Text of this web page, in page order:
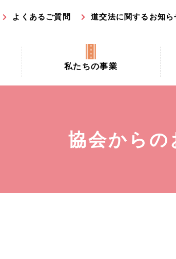
よくあるご質問 道交法に関するお知ら
私たちの事業
京都府交通安全活動推進センター事業
交通安全協力金の活用事業
協会からの